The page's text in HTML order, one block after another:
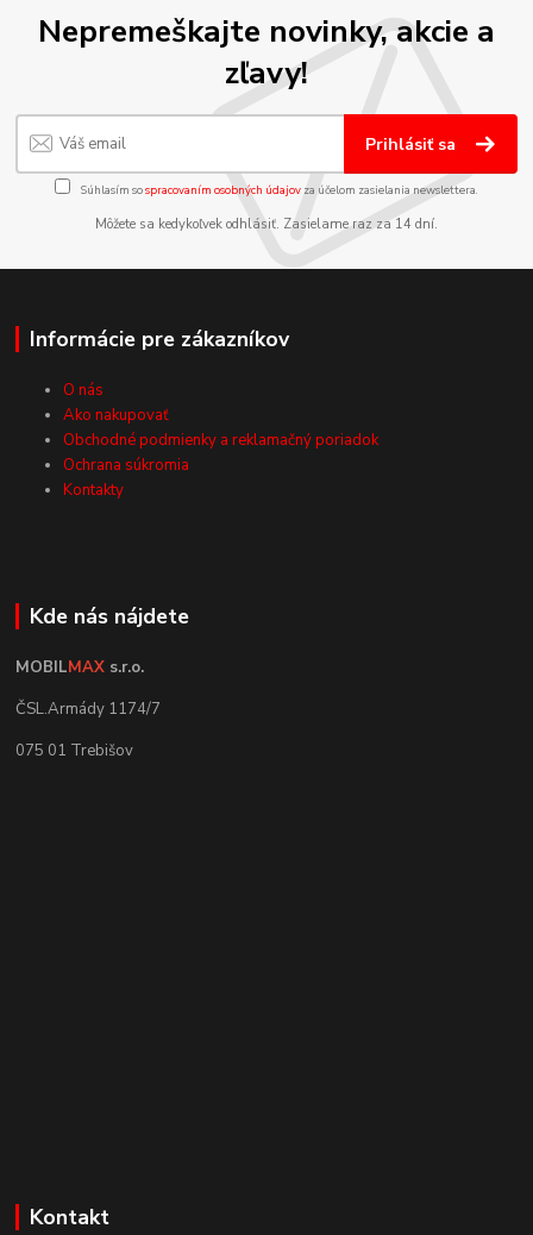
Nepremeškajte novinky, akcie a
zľavy!
Prihlásiť sa
Súhlasím sospracovaním osobných údajov za účelom zasielania newslettera.
Môžete sa kedykoľvek odhlásiť. Zasielame raz za 14 dní.
Informácie pre zákazníkov
O nás
Ako nakupovať
Obchodné podmienky a reklamačný poriadok
Ochrana súkromia
Kontakty
Kde nás nájdete
MOBILMAX s.r.o.
ČSL.Armády 1174/7
075 01 Trebišov
Kontakt